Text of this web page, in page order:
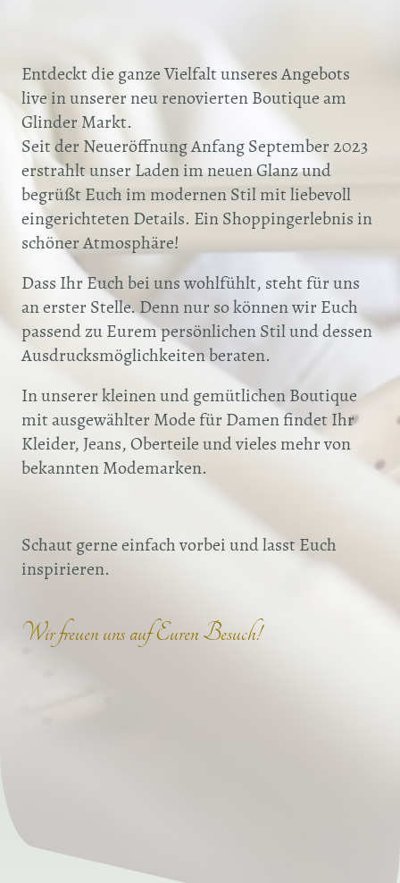
Entdeckt die ganze Vielfalt unseres Angebots
live in unserer neu renovierten Boutique am
Glinder Markt.
Seit der Neueröffnung Anfang September 2023
erstrahlt unser Laden im neuen Glanz und
begrüßt Euch im modernen Stil mit liebevoll
eingerichteten Details. Ein Shoppingerlebnis in
schöner Atmosphäre!
Dass Ihr Euch bei uns wohlfühlt, steht für uns
an erster Stelle. Denn nur so können wir Euch
passend zu Eurem persönlichen Stil und dessen
Ausdrucksmöglichkeiten beraten.
In unserer kleinen und gemütlichen Boutique
mit ausgewählter Mode für Damen findet Ihr
Kleider, Jeans, Oberteile und vieles mehr von
bekannten Modemarken.
Schaut gerne einfach vorbei und lasst Euch
inspirieren.
Wir freuen uns auf Euren Besuch!